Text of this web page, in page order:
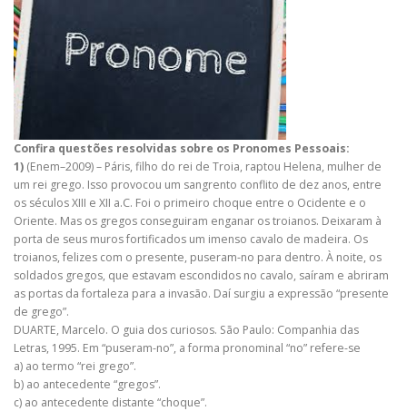
Confira questões resolvidas sobre os Pronomes Pessoais:
1) (Enem–2009) – Páris, filho do rei de Troia, raptou Helena, mulher de
um rei grego. Isso provocou um sangrento conflito de dez anos, entre
os séculos XIII e XII a.C. Foi o primeiro choque entre o Ocidente e o
Oriente. Mas os gregos conseguiram enganar os troianos. Deixaram à
porta de seus muros fortificados um imenso cavalo de madeira. Os
troianos, felizes com o presente, puseram-no para dentro. À noite, os
soldados gregos, que estavam escondidos no cavalo, saíram e abriram
as portas da fortaleza para a invasão. Daí surgiu a expressão “presente
de grego”.
DUARTE, Marcelo. O guia dos curiosos. São Paulo: Companhia das
Letras, 1995. Em “puseram-no”, a forma pronominal “no” refere-se
a) ao termo “rei grego”.
b) ao antecedente “gregos”.
c) ao antecedente distante “choque”.